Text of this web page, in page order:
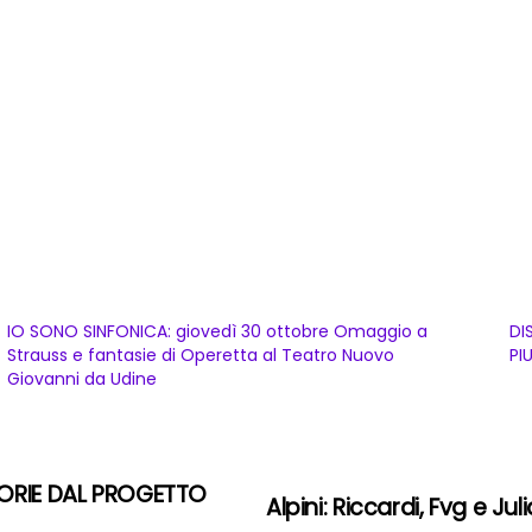
IO SONO SINFONICA: giovedì 30 ottobre Omaggio a
Strauss e fantasie di Operetta al Teatro Nuovo
Giovanni da Udine
Alpini: Riccardi, Fvg e
DAL PROGETTO